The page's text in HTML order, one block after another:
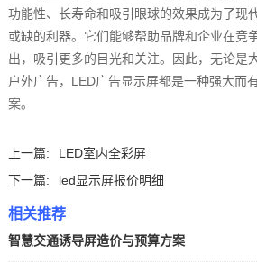
功能性、长寿命和吸引眼球的效果成为了现
或缺的利器。它们能够帮助品牌和企业在竞
出，吸引更多的目光和关注。因此，无论是
户外广告，LED广告显示屏都是一种强大而
案。‍
上一篇:
LED室内全彩屏
下一篇:
led显示屏报价明细
相关推荐
智慧交通诱导屏造价与预算方案